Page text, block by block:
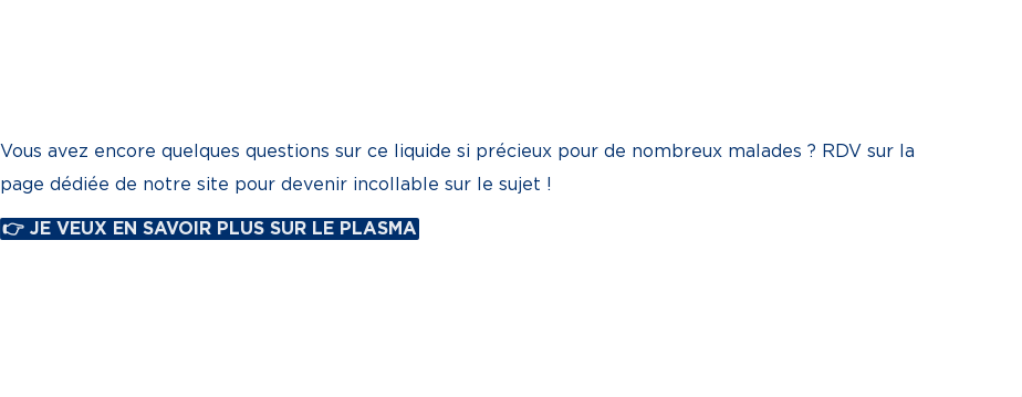
Vous avez encore quelques questions sur ce liquide si précieux pour de nombreux malades ? RDV sur la
page dédiée de notre site pour devenir incollable sur le sujet !
👉 JE VEUX EN SAVOIR PLUS SUR LE PLASMA